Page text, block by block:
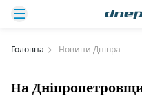
Головна Новини Дніпра
На